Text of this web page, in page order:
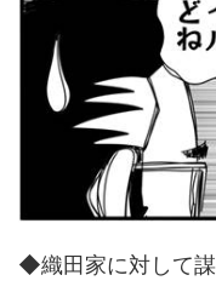
◆織田家に対して謀